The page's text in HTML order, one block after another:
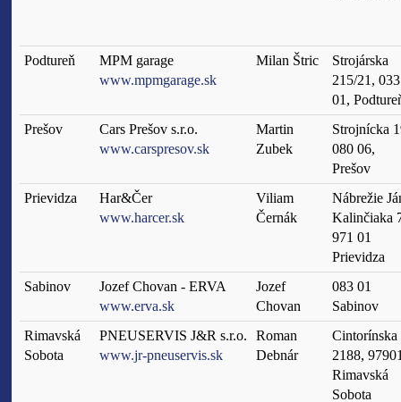
Podtureň
MPM garage
www.mpmgarage.sk
Milan Štric
Strojárska
215/21, 033
01,
Prešov
Cars Prešov s.r.o.
www.carspresov.sk
Martin
Zubek
Strojnícka
080 06,
Prešov
Prievidza
Har&Čer
www.harcer.sk
Viliam
Černák
Nábrežie
Kalinčiaka
971 01
Prievidza
Sabinov
Jozef Chovan - ERVA
www.erva.sk
Jozef
Chovan
083 01
Sabinov
Rimavská
Sobota
PNEUSERVIS J&R s.r.o.
www.jr-pneuservis.sk
Roman
Debnár
Cintorínska
2188,
Rimavská
Sobota